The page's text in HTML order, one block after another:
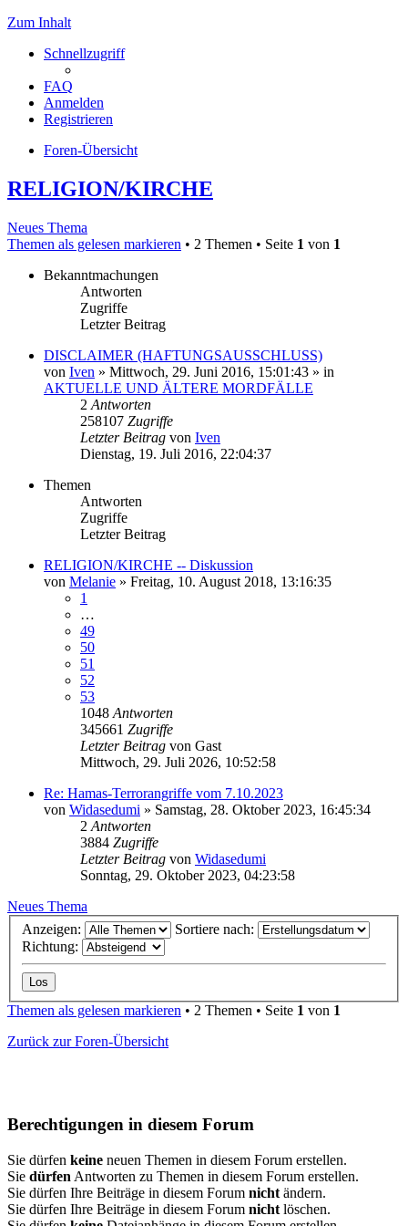
Zum Inhalt
Schnellzugriff
FAQ
Anmelden
Registrieren
Foren-Übersicht
RELIGION/KIRCHE
Neues Thema
Themen als gelesen markieren • 2 Themen • Seite 1 von 1
Bekanntmachungen
Antworten
Zugriffe
Letzter Beitrag
DISCLAIMER (HAFTUNGSAUSSCHLUSS)
von Iven » Mittwoch, 29. Juni 2016, 15:01:43 » in
AKTUELLE UND ÄLTERE MORDFÄLLE
2 Antworten
258107 Zugriffe
Letzter Beitrag von Iven
Dienstag, 19. Juli 2016, 22:04:37
Themen
Antworten
Zugriffe
Letzter Beitrag
RELIGION/KIRCHE -- Diskussion
von Melanie » Freitag, 10. August 2018, 13:16:35
1
…
49
50
51
52
53
1048 Antworten
345661 Zugriffe
Letzter Beitrag von Gast
Mittwoch, 29. Juli 2026, 10:52:58
Re: Hamas-Terrorangriffe vom 7.10.2023
von Widasedumi » Samstag, 28. Oktober 2023, 16:45:34
2 Antworten
3884 Zugriffe
Letzter Beitrag von Widasedumi
Sonntag, 29. Oktober 2023, 04:23:58
Neues Thema
Anzeigen:
Sortiere nach:
Richtung:
Themen als gelesen markieren • 2 Themen • Seite 1 von 1
Zurück zur Foren-Übersicht
Berechtigungen in diesem Forum
Sie dürfen keine neuen Themen in diesem Forum erstellen.
Sie dürfen Antworten zu Themen in diesem Forum erstellen.
Sie dürfen Ihre Beiträge in diesem Forum nicht ändern.
Sie dürfen Ihre Beiträge in diesem Forum nicht löschen.